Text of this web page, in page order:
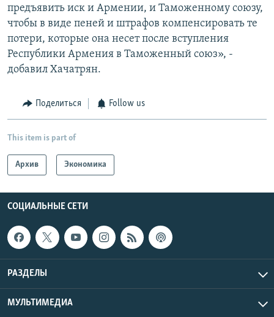
предъявить иск и Армении, и Таможенному союзу,
чтобы в виде пеней и штрафов компенсировать те
потери, которые она несет после вступления
Республики Армения в Таможенный союз», -
добавил Хачатрян.
Поделиться Follow us
This item is part of
Архив Экономика
СОЦИАЛЬНЫЕ СЕТИ
РАЗДЕЛЫ
МУЛЬТИМЕДИА